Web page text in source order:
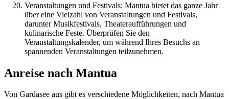
Veranstaltungen und Festivals: Mantua bietet das ganze Jahr
über eine Vielzahl von Veranstaltungen und Festivals,
darunter Musikfestivals, Theateraufführungen und
kulinarische Feste. Überprüfen Sie den
Veranstaltungskalender, um während Ihres Besuchs an
spannenden Veranstaltungen teilzunehmen.
Anreise nach Mantua
Von Gardasee aus gibt es verschiedene Möglichkeiten, nach Mantua